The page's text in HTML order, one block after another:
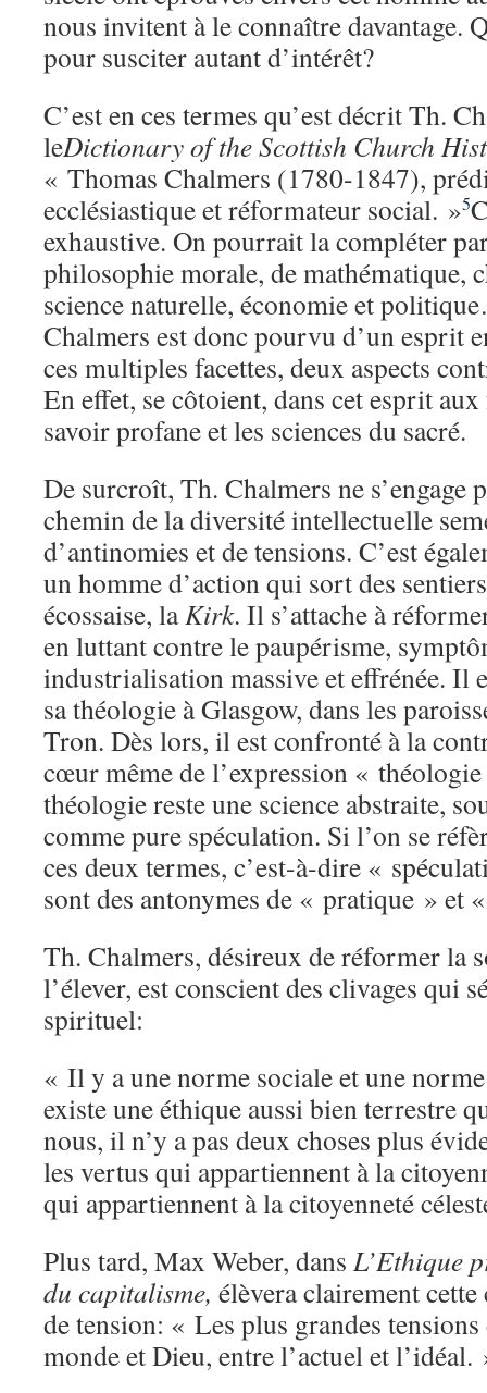
nous invitent à le connaître davantage.
pour susciter autant d’intérêt?
C’est en ces termes qu’est décrit Th.
leDictionary of the Scottish Church
« Thomas Chalmers (1780-1847),
ecclésiastique et réformateur social. »5
exhaustive. On pourrait la compléter
philosophie morale, de mathématique,
science naturelle, économie et
Chalmers est donc pourvu d’un esprit
ces multiples facettes, deux aspects
En effet, se côtoient, dans cet esprit
savoir profane et les sciences du sacré.
De surcroît, Th. Chalmers ne s’engage
chemin de la diversité intellectuelle
d’antinomies et de tensions. C’est
un homme d’action qui sort des
écossaise, laKirk. Il s’attache à
en luttant contre le paupérisme,
industrialisation massive et effrénée. Il
sa théologie à Glasgow, dans les
Tron. Dès lors, il est confronté à la
cœur même de l’expression «
théologie reste une science abstraite,
comme pure spéculation. Si l’on se
ces deux termes, c’est-à-dire «
sont des antonymes de « pratique » et
Th. Chalmers, désireux de réformer la
l’élever, est conscient des clivages qui
spirituel:
« Il y a une norme sociale et une
existe une éthique aussi bien terrestre
nous, il n’y a pas deux choses plus
les vertus qui appartiennent à la
qui appartiennent à la citoyenneté
Plus tard, Max Weber, dans L’Ethique
du capitalisme, élèvera clairement
de tension: « Les plus grandes
monde et Dieu, entre l’actuel et l’idéal.